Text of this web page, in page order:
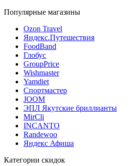
Популярные магазины
Ozon Travel
Яндекс.Путешествия
FoodBand
Глобус
GroupPrice
Wishmaster
Yamdiet
Спортмастер
JOOM
ЭПЛ Якутские бриллианты
MirCli
INCANTO
Randewoo
Яндекс Афиша
Категории скидок